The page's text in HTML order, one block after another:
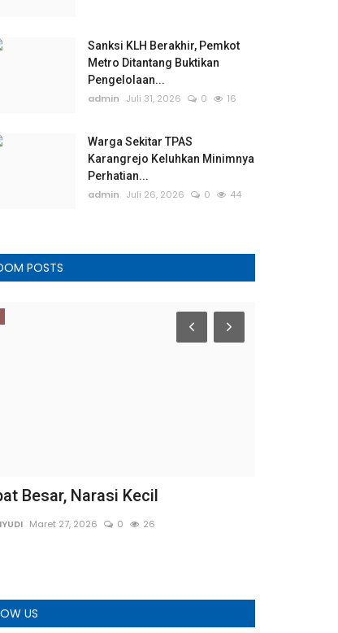
Sanksi KLH Berakhir, Pemkot
Metro Ditantang Buktikan
Pengelolaan...
admin
Juli 31, 2026 0 16
Warga Sekitar TPAS
Karangrejo Keluhkan Minimnya
Perhatian...
admin
Juli 26, 2026 0 44
POSTS
Besar, Narasi Kecil
Maret 27, 2026 0 26
US